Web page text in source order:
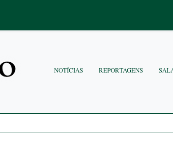
NOTÍCIAS REPORTAGENS